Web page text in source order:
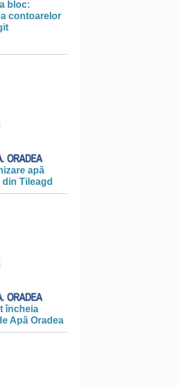
bloc:
contoarelor
apă
Tileagd
încheia
Apă Oradea